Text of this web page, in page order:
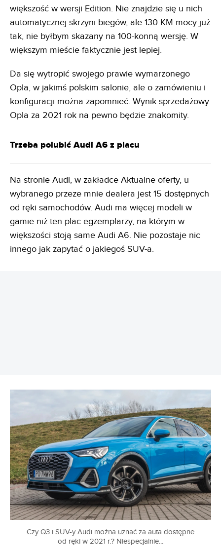
większość w wersji Edition. Nie znajdzie się u nich
automatycznej skrzyni biegów, ale 130 KM mocy już
tak, nie byłbym skazany na 100-konną wersję. W
większym mieście faktycznie jest lepiej.
Da się wytropić swojego prawie wymarzonego
Opla, w jakimś polskim salonie, ale o zamówieniu i
konfiguracji można zapomnieć. Wynik sprzedażowy
Opla za 2021 rok na pewno będzie znakomity.
Trzeba polubić Audi A6 z placu
Na stronie Audi, w zakładce Aktualne oferty, u
wybranego przeze mnie dealera jest 15 dostępnych
od ręki samochodów. Audi ma więcej modeli w
gamie niż ten plac egzemplarzy, na którym w
większości stoją same Audi A6. Nie pozostaje nic
innego jak zapytać o jakiegoś SUV-a.
Czy Q3 i SUV-y Audi można uznać za auta dostępne
od ręki w 2021 r.? Niespecjalnie...